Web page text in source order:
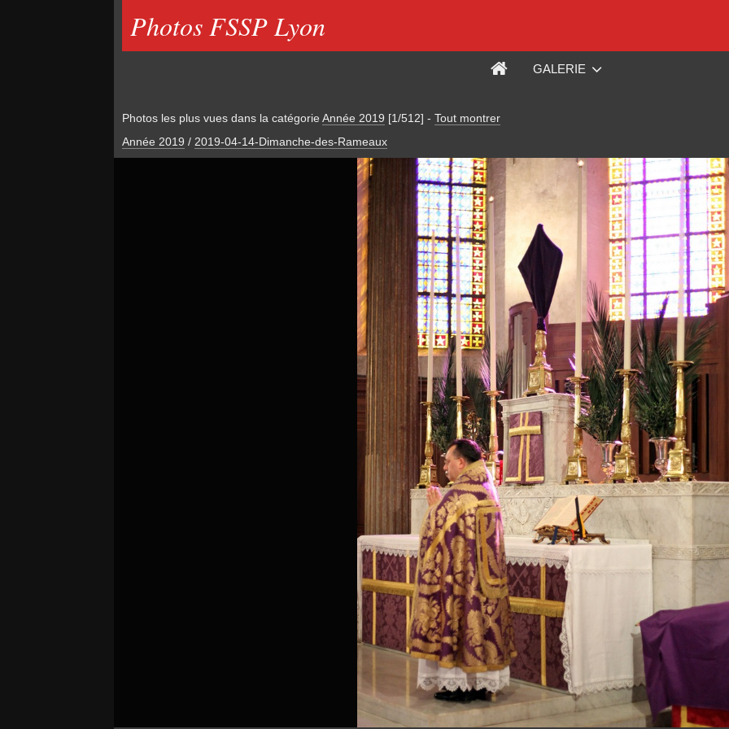
Photos FSSP Lyon
GALERIE
Photos les plus vues dans la catégorie Année 2019 [1/512] - Tout montrer
Année 2019 / 2019-04-14-Dimanche-des-Rameaux